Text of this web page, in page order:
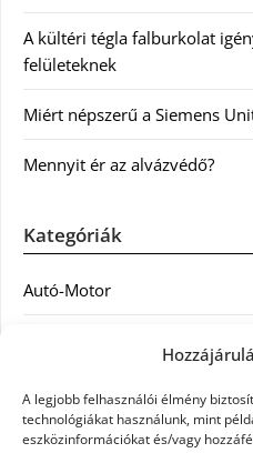
A legjobb felhasználói élmény
technológiákat használunk, mint
eszközinformációkat és/vagy
A kültéri tégla falburkolat
felületeknek
Miért népszerű a Siemens
Mennyit ér az alvázvédő?
Kategóriák
Autó-Motor
Egészség
Egyéb